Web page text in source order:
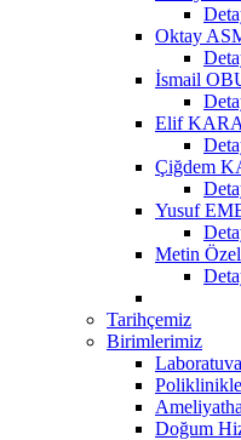
Oktay
İsmail
Elif
Çiğdem
Yusuf
Metin Özel
Tarihçemiz
Birimlerimiz
Doğum